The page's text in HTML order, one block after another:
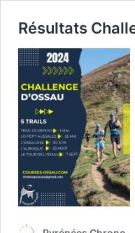
Résultats